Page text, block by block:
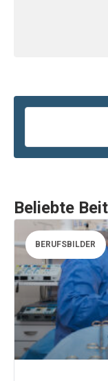
Beliebte
BERUFSBILDER